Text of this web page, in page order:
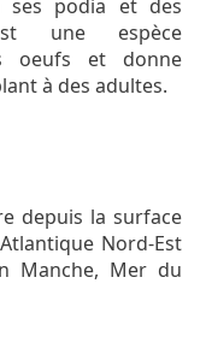
ses podia et des
une espèce
oeufs et donne
à des adultes.
depuis la surface
Nord-Est
Manche, Mer du